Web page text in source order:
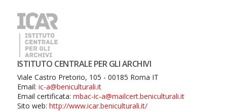
ISTITUTO CENTRALE PER GLI ARCHIVI
Viale Castro Pretorio, 105 - 00185 Roma IT
Email: ic-a@beniculturali.it
Email certificata: mbac-ic-a@mailcert.beniculturali.it
Sito web: http://www.icar.beniculturali.it/